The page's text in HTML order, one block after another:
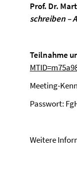
Prof. Dr.
schreiben –
Teilnahme
Meeting-
Passwort:
Weitere